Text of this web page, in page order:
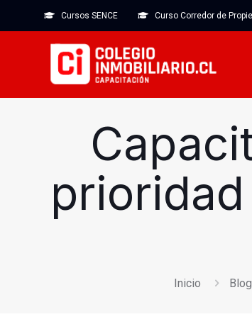
Cursos SENCE Curso Corredor de
Inicio Blog